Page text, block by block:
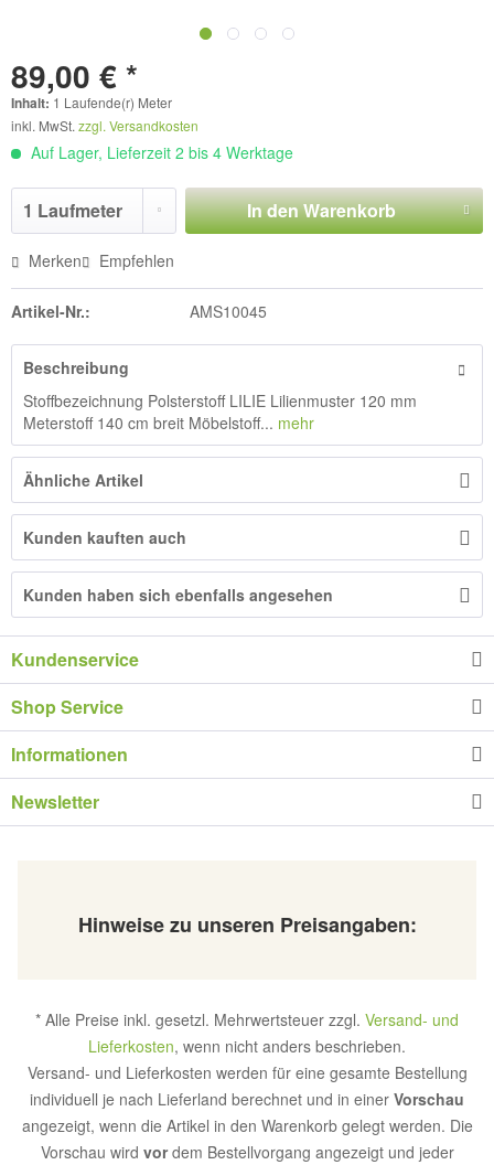
89,00 € *
Inhalt: 1 Laufende(r) Meter
inkl. MwSt. zzgl. Versandkosten
Auf Lager, Lieferzeit 2 bis 4 Werktage
In denWarenkorb
Merken Empfehlen
Artikel-Nr.: AMS10045
Beschreibung
Stoffbezeichnung Polsterstoff LILIE Lilienmuster 120 mm
Meterstoff 140 cm breit Möbelstoff... mehr
Ähnliche Artikel
Kunden kauften auch
Kunden haben sich ebenfalls angesehen
Kundenservice
Shop Service
Informationen
Newsletter
Hinweise zu unseren Preisangaben:
* Alle Preise inkl. gesetzl. Mehrwertsteuer zzgl. Versand- und
Lieferkosten, wenn nicht anders beschrieben.
Versand- und Lieferkosten werden für eine gesamte Bestellung
individuell je nach Lieferland berechnet und in einer Vorschau
angezeigt, wenn die Artikel in den Warenkorb gelegt werden. Die
Vorschau wird vordem Bestellvorgang angezeigt und jeder